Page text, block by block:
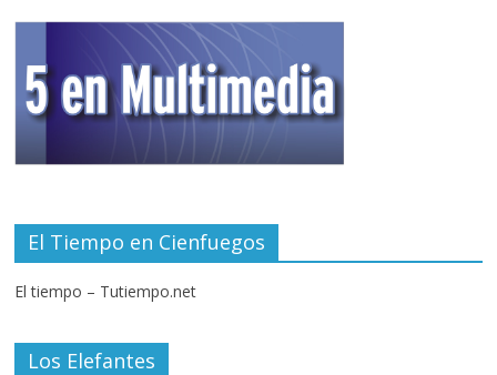
El Tiempo en Cienfuegos
El tiempo – Tutiempo.net
Los Elefantes